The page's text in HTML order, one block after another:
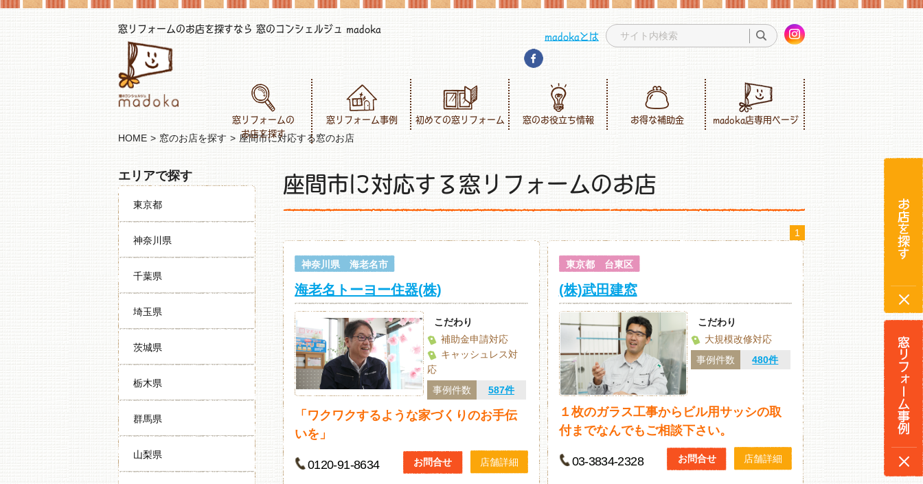
窓リフォームのお店を探すなら 窓のコンシェルジュ madoka madokaとは
窓リフォームの
お店を探す
窓リフォーム事例 初めての窓リフォーム 窓のお役立ち情報 お得な補助金 madoka店専用ページ
HOME 窓のお店を探す 座間市に対応する窓のお店
エリアで探す
東京都
神奈川県
千葉県
埼玉県
茨城県
栃木県
群馬県
山梨県
座間市に対応する窓リフォームのお店
1
神奈川県 海老名市
海老名トーヨー住器(株)
こだわり
補助金申請対応
キャッシュレス対
応
事例件数
587件
「ワクワクするような家づくりのお手伝
いを」
0120-91-8634 お問合せ 店舗詳細
東京都 台東区
(株)武田建窓
こだわり
大規模改修対応
事例件数
480件
１枚のガラス工事からビル用サッシの取
付までなんでもご相談下さい。
03-3834-2328 お問合せ 店舗詳細